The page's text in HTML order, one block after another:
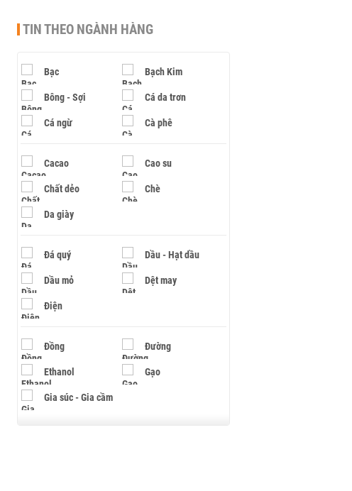
TIN THEO NGÀNH HÀNG
Bạc Bạch Kim
Bông - Sợi Cá da trơn
Cá ngừ Cà phê
Cacao Cao su
Chất dẻo Chè
Da giày
Đá quý Dầu - Hạt dầu
Dầu mỏ Dệt may
Điện
Đồng Đường
Ethanol Gạo
Gia súc - Gia cầm